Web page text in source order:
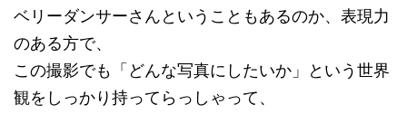
ベリーダンサーさんということもあるのか、表現力
のある方で、
この撮影でも「どんな写真にしたいか」という世界
観をしっかり持ってらっしゃって、